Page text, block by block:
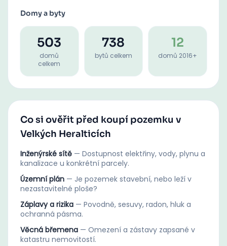
Domy a byty
503
domů
celkem
738
bytů celkem
12
domů 2016+
Co si ověřit před koupí pozemku v
Velkých Heralticích
Inženýrské sítě — Dostupnost elektřiny, vody, plynu a
kanalizace u konkrétní parcely.
Územní plán — Je pozemek stavební, nebo leží v
nezastavitelné ploše?
Záplavy a rizika — Povodně, sesuvy, radon, hluk a
ochranná pásma.
Věcná břemena — Omezení a zástavy zapsané v
katastru nemovitostí.